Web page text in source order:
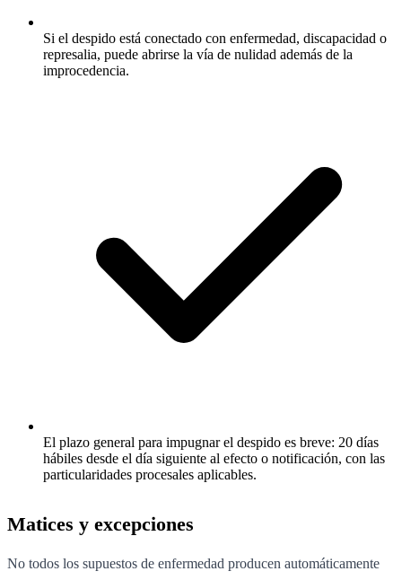
Si el despido está conectado con enfermedad, discapacidad o
represalia, puede abrirse la vía de nulidad además de la
improcedencia.
El plazo general para impugnar el despido es breve: 20 días
hábiles desde el día siguiente al efecto o notificación, con las
particularidades procesales aplicables.
Matices y excepciones
No todos los supuestos de enfermedad producen automáticamente